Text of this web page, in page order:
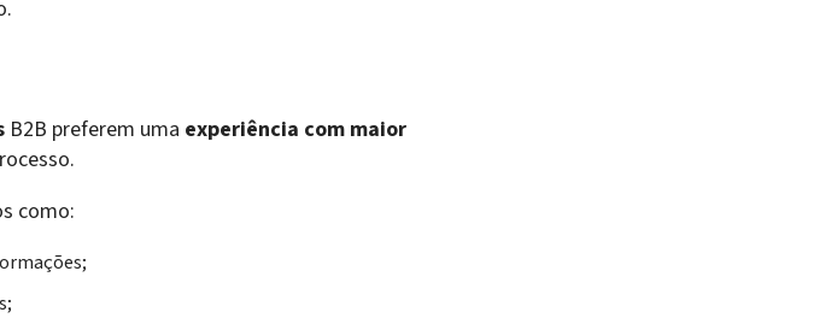
B2B preferem uma experiência com maior
como: